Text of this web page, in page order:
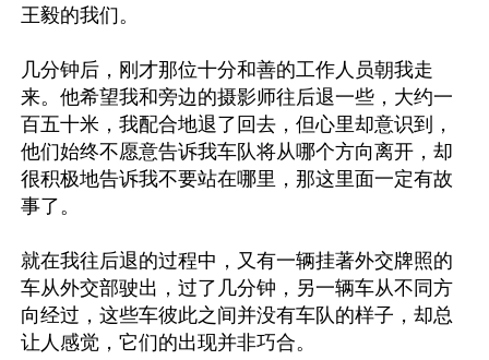
王毅的我们。
几分钟后，刚才那位十分和善的工作人员朝我走
来。他希望我和旁边的摄影师往后退一些，大约一
百五十米，我配合地退了回去，但心里却意识到，
他们始终不愿意告诉我车队将从哪个方向离开，却
很积极地告诉我不要站在哪里，那这里面一定有故
事了。
就在我往后退的过程中，又有一辆挂著外交牌照的
车从外交部驶出，过了几分钟，另一辆车从不同方
向经过，这些车彼此之间并没有车队的样子，却总
让人感觉，它们的出现并非巧合。